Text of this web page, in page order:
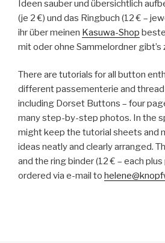
Ideen sauber und übersichtlich
(je 2 €) und das Ringbuch (12 € –
ihr über meinen Kasuwa-Shop
mit oder ohne Sammelordner gibt’s
There are tutorials for all button
different passementerie and
including Dorset Buttons – four
many step-by-step photos. In the
might keep the tutorial sheets and
ideas neatly and clearly arranged.
and the ring binder (12 € – each
ordered via e-mail to